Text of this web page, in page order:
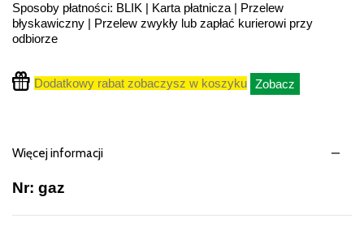
Sposoby płatności: BLIK | Karta płatnicza | Przelew
błyskawiczny | Przelew zwykły lub zapłać kurierowi przy
odbiorze
Dodatkowy rabat zobaczysz w koszyku Zobacz
Więcej informacji
Nr: gaz